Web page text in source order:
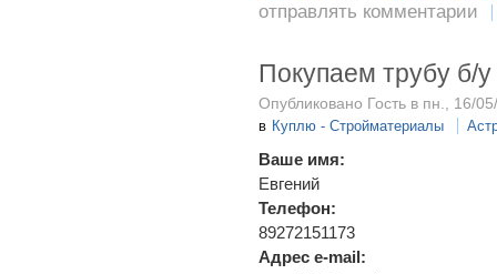
отправлять комментарии
Покупаем трубу б/
Опубликовано Гость в пн., 16/
в Куплю - Стройматериалы
Ваше имя:
Евгений
Телефон:
89272151173
Адрес e-mail: